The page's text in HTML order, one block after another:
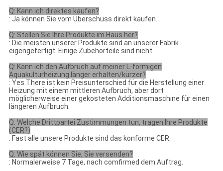
Q: Kann ich direktes kaufen?
: Ja können Sie vom Überschuss direkt kaufen.
Q: Stellen Sie Ihre Produkte im Haus her?
: Die meisten unserer Produkte sind an unserer Fabrik
eigengefertigt. Einige Zubehörteile sind nicht.
Q: Kann ich den Aufbruch auf meiner L-förmigen
Aquakulturheizung länger erhalten/kürzer?
: Yes.There ist kein Preisunterschied für die Herstellung einer
Heizung mit einem mittleren Aufbruch, aber dort
möglicherweise einer gekosteten Additionsmaschine für einen
längeren Aufbruch.
Q: Welche Drittpartei Zustimmungen tun, tragen Ihre Produkte
(CER?)
: Fast alle unsere Produkte sind das konforme CER.
Q: Wie spät können Sie, Sie versenden?
: Normalerweise 7 Tage, nach comfirmed dem Auftrag.